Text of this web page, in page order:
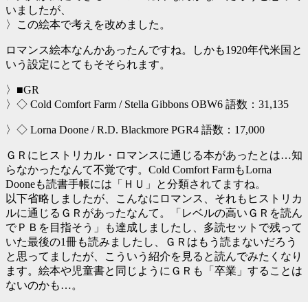
いましたが、
〉この絵本で考えを改めました。
ロマンス絵本なんかあったんですね。しかも1920年代米国と
いう設定にとてもそそられます。
〉■GR
〉◇ Cold Comfort Farm / Stella Gibbons OBW6 語数：31,135
〉◇ Lorna Doone / R.D. Blackmore PGR4 語数：17,000
ＧＲにヒストリカル・ロマンスに通じる本があったとは…知
らなかったなんて不覚です。Cold Comfort FarmもLorna
Dooneも読書手帳には「ＨＵ」と分類されてますね。
以下省略しましたが、こんなにロマンス、それもヒストリカ
ルに通じるＧＲがあったなんて。「レベルの高いＧＲを読ん
でＰＢを目指そう」も達成しましたし、多読セットで残って
いた最後の1冊も読みましたし、ＧＲはもう読まないだろう
と思ってましたが、こういう紹介を見ると読んでみたくなり
ます。絵本や児童書と同じようにＧＲも「卒業」することは
ないのかも…。